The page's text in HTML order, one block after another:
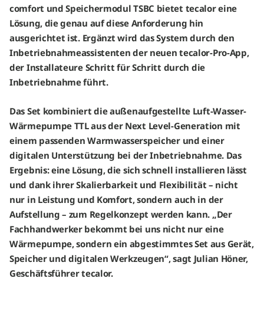
comfort und Speichermodul TSBC bietet tecalor eine
Lösung, die genau auf diese Anforderung hin
ausgerichtet ist. Ergänzt wird das System durch den
Inbetriebnahmeassistenten der neuen tecalor-Pro-App,
der Installateure Schritt für Schritt durch die
Inbetriebnahme führt.
Das Set kombiniert die außenaufgestellte Luft-Wasser-
Wärmepumpe TTL aus der Next Level-Generation mit
einem passenden Warmwasserspeicher und einer
digitalen Unterstützung bei der Inbetriebnahme. Das
Ergebnis: eine Lösung, die sich schnell installieren lässt
und dank ihrer Skalierbarkeit und Flexibilität – nicht
nur in Leistung und Komfort, sondern auch in der
Aufstellung – zum Regelkonzept werden kann. „Der
Fachhandwerker bekommt bei uns nicht nur eine
Wärmepumpe, sondern ein abgestimmtes Set aus Gerät,
Speicher und digitalen Werkzeugen“, sagt Julian Höner,
Geschäftsführer tecalor.